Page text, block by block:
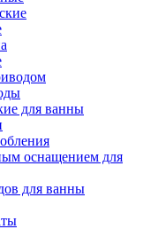
для ванны
оснащением для
для ванны